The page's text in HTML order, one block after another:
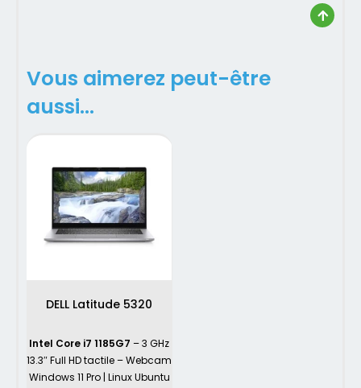
Vous aimerez peut-être
aussi…
DELL Latitude 5320
Intel Core i7 1185G7 – 3 GHz
13.3″ Full HD tactile – Webcam
Windows 11 Pro | Linux Ubuntu